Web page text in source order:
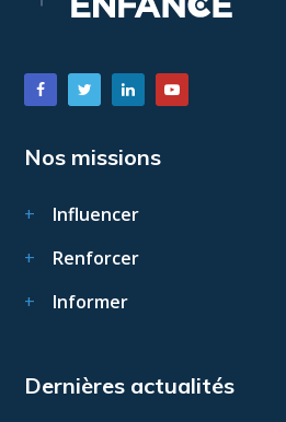
Nos missions
Influencer
Renforcer
Informer
Dernières actualités